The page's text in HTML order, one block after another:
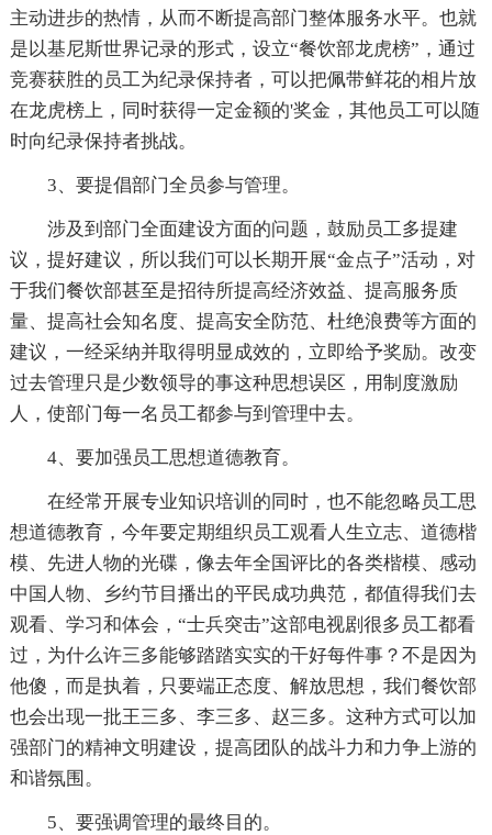
主动进步的热情，从而不断提高部门整体服务水平。也就
是以基尼斯世界记录的形式，设立“餐饮部龙虎榜”，通过
竞赛获胜的员工为纪录保持者，可以把佩带鲜花的相片放
在龙虎榜上，同时获得一定金额的'奖金，其他员工可以随
时向纪录保持者挑战。
3、要提倡部门全员参与管理。
涉及到部门全面建设方面的问题，鼓励员工多提建
议，提好建议，所以我们可以长期开展“金点子”活动，对
于我们餐饮部甚至是招待所提高经济效益、提高服务质
量、提高社会知名度、提高安全防范、杜绝浪费等方面的
建议，一经采纳并取得明显成效的，立即给予奖励。改变
过去管理只是少数领导的事这种思想误区，用制度激励
人，使部门每一名员工都参与到管理中去。
4、要加强员工思想道德教育。
在经常开展专业知识培训的同时，也不能忽略员工思
想道德教育，今年要定期组织员工观看人生立志、道德楷
模、先进人物的光碟，像去年全国评比的各类楷模、感动
中国人物、乡约节目播出的平民成功典范，都值得我们去
观看、学习和体会，“士兵突击”这部电视剧很多员工都看
过，为什么许三多能够踏踏实实的干好每件事？不是因为
他傻，而是执着，只要端正态度、解放思想，我们餐饮部
也会出现一批王三多、李三多、赵三多。这种方式可以加
强部门的精神文明建设，提高团队的战斗力和力争上游的
和谐氛围。
5、要强调管理的最终目的。